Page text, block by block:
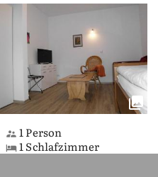
1 Person
1 Schlafzimmer